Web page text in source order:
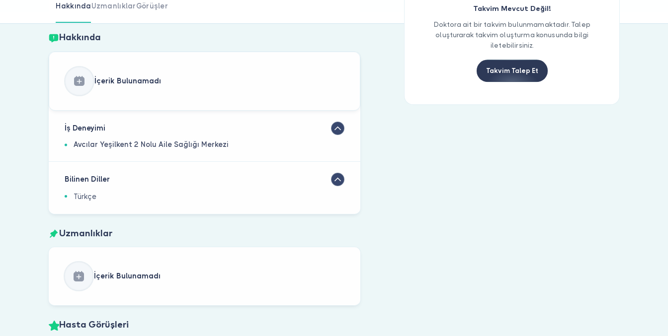
HakkındaUzmanlıklarGörüşler
Hakkında
İçerik Bulunamadı
İş Deneyimi
Avcılar Yeşilkent 2 Nolu Aile Sağlığı Merkezi
Bilinen Diller
Türkçe
Uzmanlıklar
İçerik Bulunamadı
Hasta Görüşleri
Takvim Mevcut Değil!
Doktora ait bir takvim bulunmamaktadır. Talep
oluşturarak takvim oluşturma konusunda bilgi
iletebilirsiniz.
Takvim Talep Et